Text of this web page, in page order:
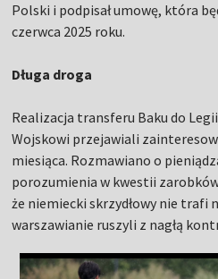
Polski i podpisał umowę, która
czerwca 2025 roku.
Długa droga
Realizacja transferu Baku do
Wojskowi przejawiali
miesiąca. Rozmawiano o
porozumienia w kwestii zarobków
że niemiecki skrzydłowy nie trafi
warszawianie ruszyli z nagłą